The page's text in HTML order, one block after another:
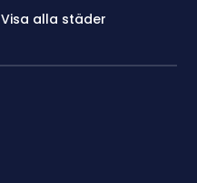
Visa alla städer